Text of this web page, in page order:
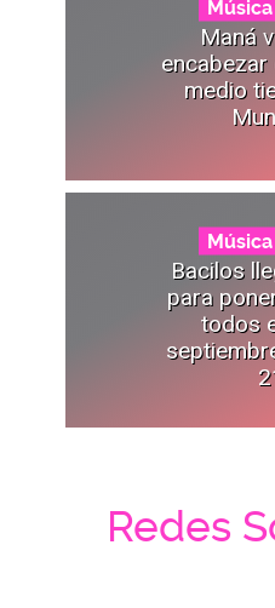
Maná
encabezar
medio
Bacilos
para
todos
Redes